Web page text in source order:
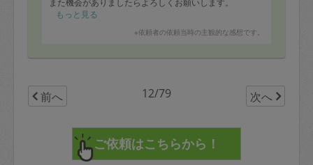
もっと見る
※依頼者の依頼当時の主観的な感想です。
前へ 12/79 次へ